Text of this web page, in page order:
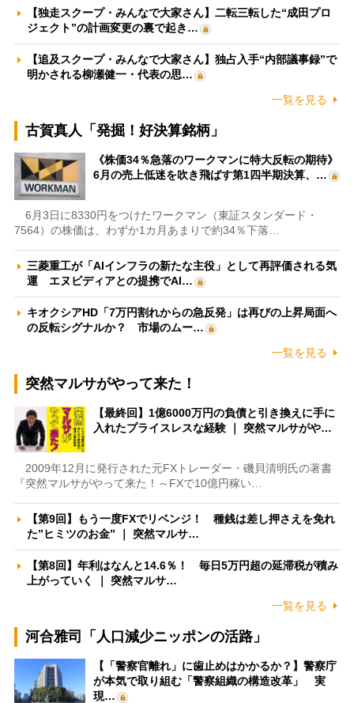
【独走スクープ・みんなで大家さん】二転三転した“成田プロ
ジェクト”の計画変更の裏で起き…
【追及スクープ・みんなで大家さん】独占入手“内部議事録”で
明かされる柳瀬健一・代表の思…
一覧を見る
古賀真人「発掘！好決算銘柄」
《株価34％急落のワークマンに特大反転の期待》
6月の売上低迷を吹き飛ばす第1四半期決算、…
6月3日に8330円をつけたワークマン（東証スタンダード・
7564）の株価は、わずか1カ月あまりで約34％下落…
三菱重工が「AIインフラの新たな主役」として再評価される気
運 エヌビディアとの提携でAI…
キオクシアHD「7万円割れからの急反発」は再びの上昇局面へ
の反転シグナルか？ 市場のムー…
一覧を見る
突然マルサがやって来た！
【最終回】1億6000万円の負債と引き換えに手に
入れたプライスレスな経験 ｜ 突然マルサがや…
2009年12月に発行された元FXトレーダー・磯貝清明氏の著書
『突然マルサがやって来た！～FXで10億円稼い…
【第9回】もう一度FXでリベンジ！ 種銭は差し押さえを免れ
た”ヒミツのお金” ｜ 突然マルサ…
【第8回】年利はなんと14.6％！ 毎日5万円超の延滞税が積み
上がっていく ｜ 突然マルサ…
一覧を見る
河合雅司「人口減少ニッポンの活路」
【「警察官離れ」に歯止めはかかるか？】警察庁
が本気で取り組む「警察組織の構造改革」 実
現…